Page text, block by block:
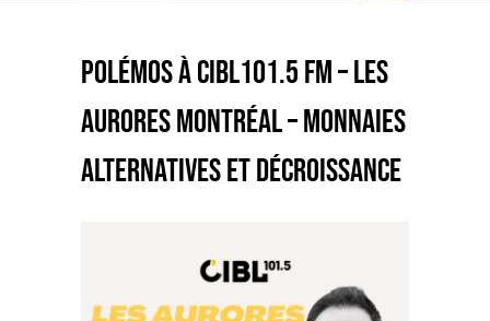
POLÉMOS À CIBL101.5 FM – LES
AURORES MONTRÉAL – MONNAIES
ALTERNATIVES ET DÉCROISSANCE